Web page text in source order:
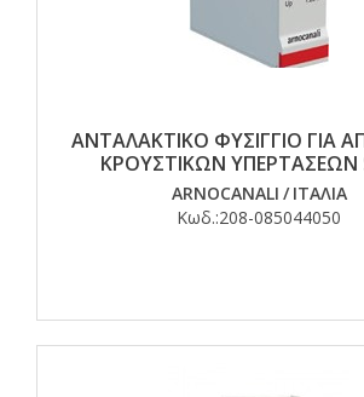
ΑΝΤΑΛΑΚΤΙΚΟ ΦΥΣΙΓΓΙΟ ΓΙΑ
ΚΡΟΥΣΤΙΚΩΝ ΥΠΕΡΤΑΣΕΩΝ
ARNOCANALI / ΙΤΑΛΙΑ
Κωδ.:208-085044050